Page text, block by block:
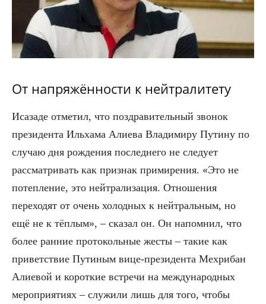
От напряжённости к нейтралитету
Исазаде отметил, что поздравительный звонок
президента Ильхама Алиева Владимиру Путину по
случаю дня рождения последнего не следует
рассматривать как признак примирения. «Это не
потепление, это нейтрализация. Отношения
переходят от очень холодных к нейтральным, но
ещё не к тёплым», – сказал он. Он напомнил, что
более ранние протокольные жесты – такие как
приветствие Путиным вице-президента Мехрибан
Алиевой и короткие встречи на международных
мероприятиях – служили лишь для того, чтобы